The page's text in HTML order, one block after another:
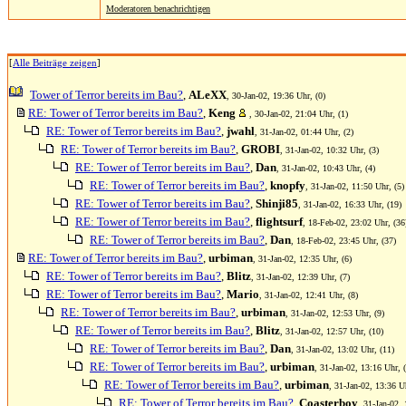
Moderatoren benachrichtigen
[Alle Beiträge zeigen]
Tower of Terror bereits im Bau?, ALeXX , 30-Jan-02, 19:36 Uhr, (0)
RE: Tower of Terror bereits im Bau?, Keng , 30-Jan-02, 21:04 Uhr, (1)
RE: Tower of Terror bereits im Bau?, jwahl , 31-Jan-02, 01:44 Uhr, (2)
RE: Tower of Terror bereits im Bau?, GROBI , 31-Jan-02, 10:32 Uhr, (3)
RE: Tower of Terror bereits im Bau?, Dan , 31-Jan-02, 10:43 Uhr, (4)
RE: Tower of Terror bereits im Bau?, knopfy , 31-Jan-02, 11:50 Uhr, (5)
RE: Tower of Terror bereits im Bau?, Shinji85 , 31-Jan-02, 16:33 Uhr, (19)
RE: Tower of Terror bereits im Bau?, flightsurf, 18-Feb-02, 23:02 Uhr,
RE: Tower of Terror bereits im Bau?, Dan , 18-Feb-02, 23:45 Uhr, (37)
RE: Tower of Terror bereits im Bau?, urbiman , 31-Jan-02, 12:35 Uhr, (6)
RE: Tower of Terror bereits im Bau?, Blitz , 31-Jan-02, 12:39 Uhr, (7)
RE: Tower of Terror bereits im Bau?, Mario , 31-Jan-02, 12:41 Uhr, (8)
RE: Tower of Terror bereits im Bau?, urbiman , 31-Jan-02, 12:53 Uhr, (9)
RE: Tower of Terror bereits im Bau?, Blitz , 31-Jan-02, 12:57 Uhr, (10)
RE: Tower of Terror bereits im Bau?, Dan , 31-Jan-02, 13:02 Uhr, (11)
RE: Tower of Terror bereits im Bau?, urbiman , 31-Jan-02, 13:16 Uhr,
RE: Tower of Terror bereits im Bau?, urbiman , 31-Jan-02, 13:36
RE: Tower of Terror bereits im Bau?, Coasterboy , 31-Jan-